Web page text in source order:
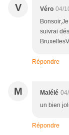
V Véro 04/
suivrai
Répondre
M Malélé
un bien
Répondre